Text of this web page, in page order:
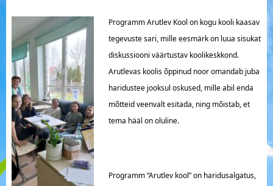
Programm Arutlev Kool on kogu kooli kaasav
tegevuste sari, mille eesmärk on luua sisukat
diskussiooni väärtustav koolikeskkond.
Arutlevas koolis õppinud noor omandab juba
haridustee jooksul oskused, mille abil enda
mõtteid veenvalt esitada, ning mõistab, et
tema hääl on oluline.
Programm “Arutlev kool” on haridusalgatus,